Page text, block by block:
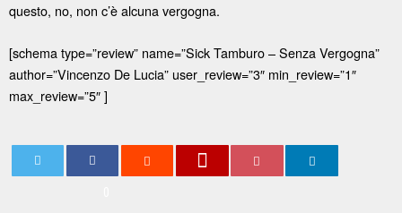
questo, no, non c’è alcuna vergogna.
[schema type=”review” name=”Sick Tamburo – Senza Vergogna”
author=”Vincenzo De Lucia” user_review=”3″ min_review=”1″
max_review=”5″ ]